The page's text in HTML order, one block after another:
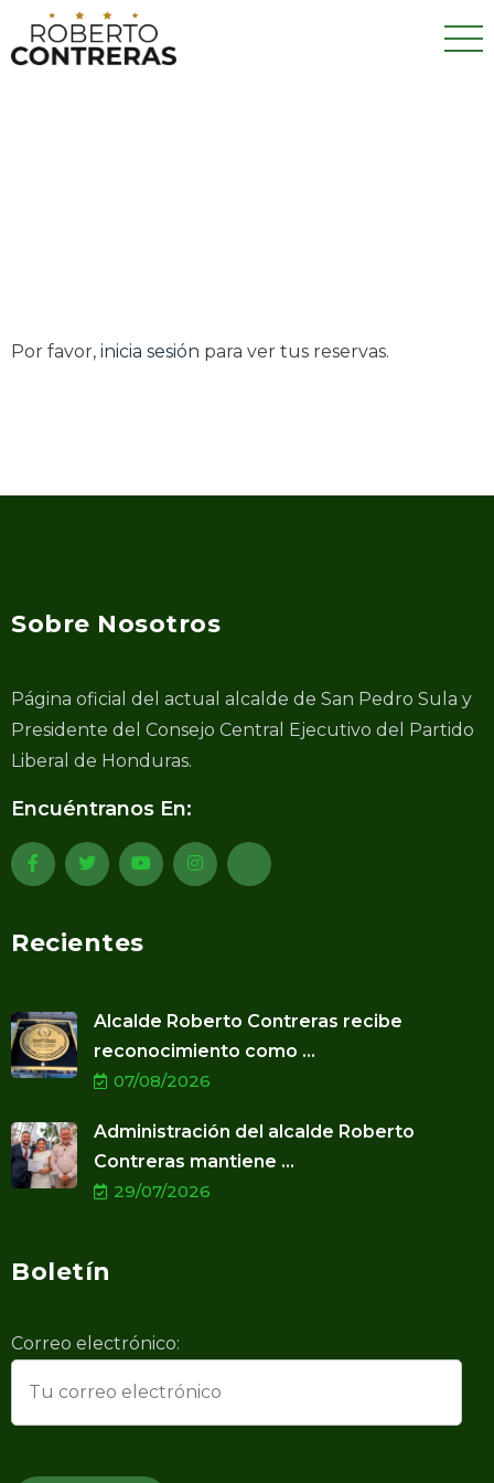
Por favor, inicia sesión para ver tus reservas.
Sobre Nosotros
Página oficial del actual alcalde de San Pedro Sula y
Presidente del Consejo Central Ejecutivo del Partido
Liberal de Honduras.
Encuéntranos En:
Recientes
Alcalde Roberto Contreras recibe
reconocimiento como ...
07/08/2026
Administración del alcalde Roberto
Contreras mantiene ...
29/07/2026
Boletín
Correo electrónico: